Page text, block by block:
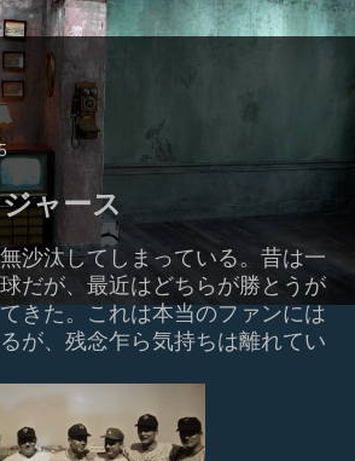
ャース
沙汰してしまっている。昔は一
だが、最近はどちらが勝とうが
きた。これは本当のファンには
が、残念乍ら気持ちは離れてい